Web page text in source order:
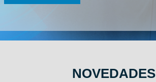
NOVEDADES